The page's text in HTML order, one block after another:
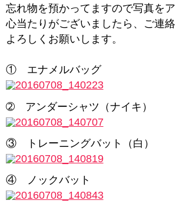
忘れ物を預かってますので写真をア
心当たりがございましたら、ご連絡
よろしくお願いします。
① エナメルバッグ
➁ アンダーシャツ（ナイキ）
③ トレーニングバット（白）
④ ノックバット